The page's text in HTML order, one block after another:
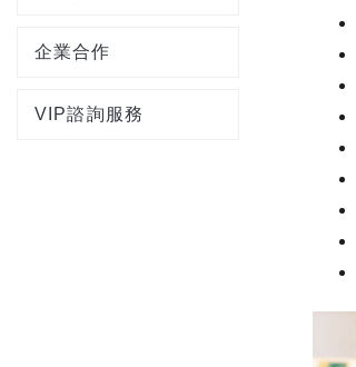
企業合作
VIP諮詢服務